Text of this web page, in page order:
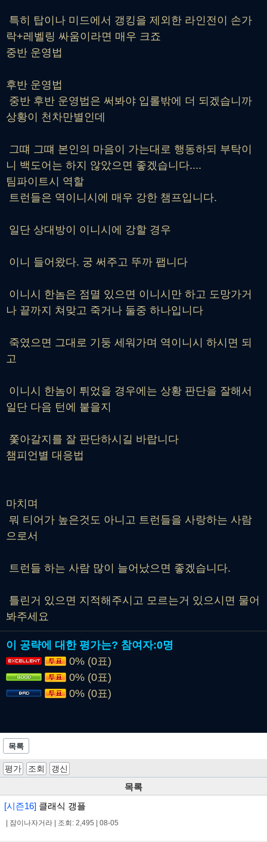
특히 탑이나 미드에서 갱킹을 제외한 라인전이 손가
락+레벨링 싸움이라면 매우 크죠
중반 운영법
후반 운영법
중반 후반 운영법은 써봐야 입롤밖에 더 되겠습니까
상황이 천차만별인데
그떄 그떄 본인의 마음이 가는대로 행동하되 부탁이
니 백도어는 하지 않았으면 좋겠습니다....
팀파이트시 역할
트런들은 역이니시에 매우 강한 챔프입니다.
일단 상대방이 이니시에 강할 경우
이니 들어왔다. 궁 써주고 뚜까 팹니다
이니시 한놈은 점멸 있으면 이니시만 하고 도망가거
나 끝까지 쳐맞고 죽거나 둘중 하나입니다
죽였으면 그대로 기둥 세워가며 역이니시 하시면 되
고
이니시 한놈이 튀었을 경우에는 상황 판단을 잘해서
일단 다음 턴에 붙을지
쫓아갈지를 잘 판단하시길 바랍니다
챔피언별 대응법
마치며
뭐 티어가 높은것도 아니고 트런들을 사랑하는 사람
으로서
트런들 하는 사람 많이 늘어났으면 좋겠습니다.
틀린거 있으면 지적해주시고 모르는거 있으시면 물어
봐주세요
이 공략에 대한 평가는? 참여자:0명
0% (0표)
0% (0표)
0% (0표)
목록
평가 조회 갱신
목록
[시즌16] 클래식 갱플
잠이나자거라 조회: 2,495 08-05